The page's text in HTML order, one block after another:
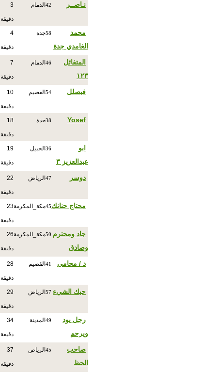
نـاصــر 42 الدمام 3
دقيقة
محمد
الغامدي جدة
58جدة 4
دقيقة
المتفائل
١٢٣
46 الدمام 7
دقيقة
فيصلل 54 القصيم 10
دقيقة
Yosef
38جدة 18
دقيقة
ابو
عبدالعزيز ٣
36 الجبيل 19
دقيقة
دوسر 47 الرياض 22
دقيقة
محتاج حنانك45مكة_المكرمة23
دقيقة
جاد ومحترم
وصادق
50مكة_المكرمة26
دقيقة
د / محامي 41 القصيم 28
دقيقة
حبك الشيء 57 الرياض 29
دقيقة
رجل يود
ويرحم
49 المدينة 34
دقيقة
صاحب
الحظ
45 الرياض 37
دقيقة